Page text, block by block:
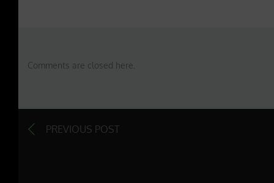
Comments are closed here.
PREVIOUS POST